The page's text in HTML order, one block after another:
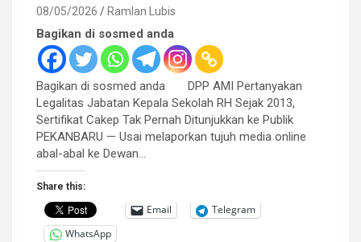
08/05/2026 Ramlan Lubis
Bagikan di sosmed anda
Bagikan di sosmed anda DPP AMI Pertanyakan
Legalitas Jabatan Kepala Sekolah RH Sejak 2013,
Sertifikat Cakep Tak Pernah Ditunjukkan ke Publik
PEKANBARU — Usai melaporkan tujuh media online
abal-abal ke Dewan…
Share this:
Email
Telegram
WhatsApp